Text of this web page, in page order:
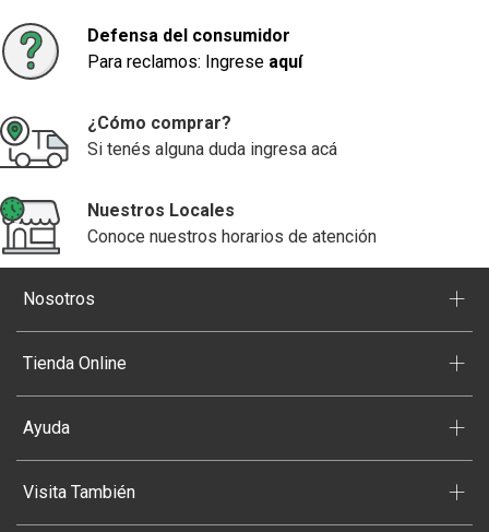
Defensa del consumidor
Para reclamos: Ingrese aquí
¿Cómo comprar?
Si tenés alguna duda ingresa acá
Nuestros Locales
Conoce nuestros horarios de atención
Nosotros +
Tienda Online +
Ayuda +
Visita También +